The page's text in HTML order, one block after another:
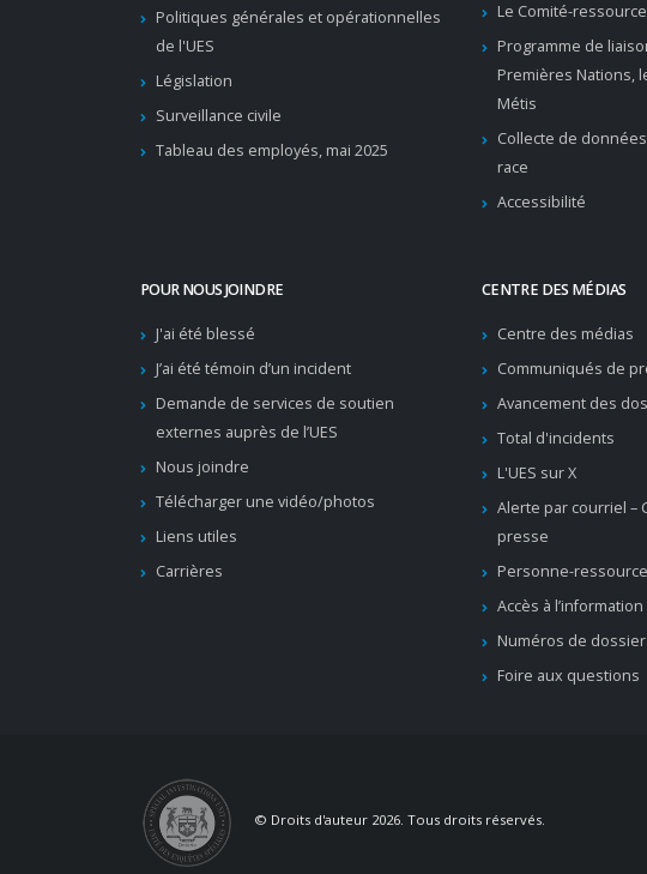
Politiques générales et opérationnelles
de l'UES
Législation
Surveillance civile
Tableau des employés, mai 2025
Le Comité-
Programme de
Premières Nations,
Métis
Collecte de
race
Accessibilité
POUR NOUS JOINDRE
J'ai été blessé
J’ai été témoin d’un incident
Demande de services de soutien
externes auprès de l’UES
Nous joindre
Télécharger une vidéo/photos
Liens utiles
Carrières
CENTRE DES MÉDIAS
Centre des médias
Communiqués de
Avancement des
Total d'incidents
L'UES sur X
Alerte par courriel –
presse
Personne-
Accès à l’information
Numéros de dossier
Foire aux questions
© Droits d'auteur 2026. Tous droits réservés.